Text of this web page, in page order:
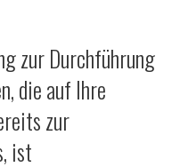
zur Durchführung
die auf Ihre
zur
ist